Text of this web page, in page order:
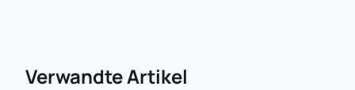
Verwandte Artikel